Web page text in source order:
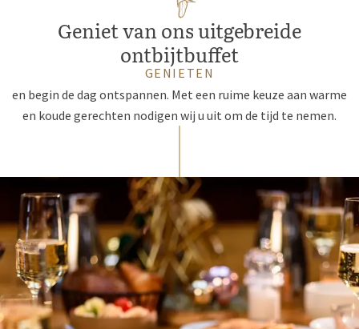
Geniet van ons uitgebreide
ontbijtbuffet
GENIETEN
en begin de dag ontspannen. Met een ruime keuze aan warme
en koude gerechten nodigen wij u uit om de tijd te nemen.